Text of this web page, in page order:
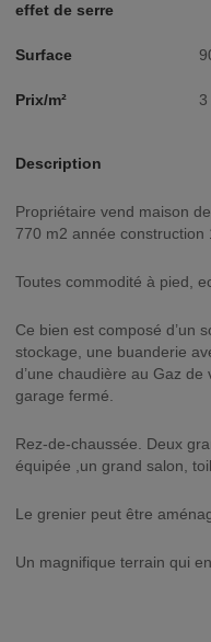
effet de serre
Surface
Prix/m² 3
Description
Propriétaire vend maison de 90m2 avec contenance terrain de
770 m2 année construction
Toutes commodité à pied,
Ce bien est composé d’un
stockage, une buanderie
d’une chaudière au Gaz
garage fermé.
Rez-de-chaussée. Deux
équipée ,un grand salon,
Le grenier peut être
Un magnifique terrain qui